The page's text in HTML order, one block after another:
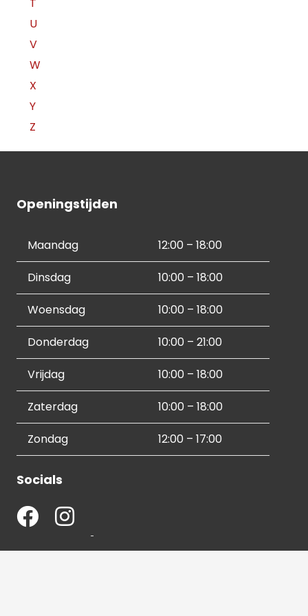
U
V
W
X
Y
Z
Openingstijden
Maandag 12:00 – 18:00
Dinsdag 10:00 – 18:00
Woensdag 10:00 – 18:00
Donderdag 10:00 – 21:00
Vrijdag 10:00 – 18:00
Zaterdag 10:00 – 18:00
Zondag 12:00 – 17:00
Socials